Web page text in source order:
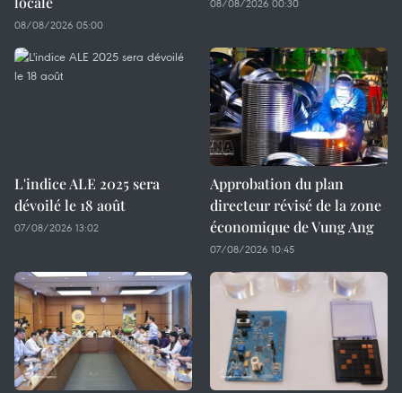
08/08/2026 05:00
08/08/2026 00:30
L'indice ALE 2025 sera
dévoilé le 18 août
07/08/2026 13:02
Approbation du plan
directeur révisé de la zone
économique de Vung Ang
07/08/2026 10:45